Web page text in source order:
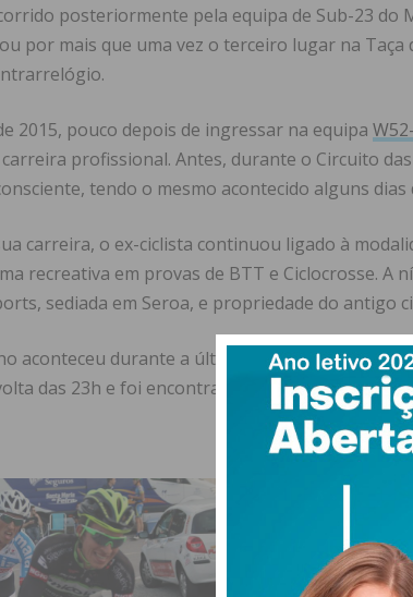
posteriormente pela equipa de Sub-23 do
por mais que uma vez o terceiro lugar na
2015, pouco depois de ingressar na equipa
profissional. Antes, durante o Circuito das
tendo o mesmo acontecido alguns
carreira, o ex-ciclista continuou ligado à
recreativa em provas de BTT e Ciclocrosse. A
sediada em Seroa, e propriedade do antigo
aconteceu durante a última noite. Segundo
das 23h e foi encontrado já sem vida esta